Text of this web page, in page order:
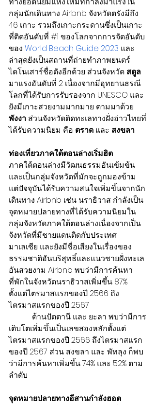
กลุ่มนักเดินทาง Airbnb จังหวัดตรังมีถึง
46 เกาะ รวมถึงเกาะกระดานซึ่งเป็นเกาะ
ที่ติดอันดับที่ #1 ของโลกจากการจัดอันดับ
ของ World Beach Guide 2023 และ
ล่าสุดยังเป็นสถานที่ถ่ายทำภาพยนตร์
ไดโนเสาร์ชื่อดังอีกด้วย ส่วนจังหวัด สตูล
มาแรงอันดับที่ 2 เนื่องจากมีอุทยานธรณี
โลกที่ได้รับการรับรองจาก UNESCO และ
ยังมีเกาะสวยงามมากมาย ตามมาด้วย
พังงา ส่วนจังหวัดติดทะเลทางฝั่งอ่าวไทยที่
ได้รับความนิยม คือ ตราด และ สงขลา
ท่องเที่ยวภาคใต้ตอนล่างเริ่มฮิต
ภาคใต้ตอนล่างมีวัฒนธรรมอันเข้มข้น
และเป็นกลุ่มจังหวัดที่มักจะถูกมองข้าม
แต่ปัจจุบันได้รับความสนใจเพิ่มขึ้นจากนัก
เดินทาง Airbnb เช่น นราธิวาส กำลังเป็น
จุดหมายปลายทางที่ได้รับความนิยมใน
กลุ่มจังหวัดภาคใต้ตอนล่างเนื่องจากเป็น
จังหวัดที่มีชายแดนติดกับประเทศ
มาเลเซีย และยังมีชื่อเสียงในเรื่องของ
ธรรมชาติอันบริสุทธิ์และแนวชายฝั่งทะเล
อันสวยงาม Airbnb พบว่ามีการค้นหา
ที่พักในจังหวัดนราธิวาสเพิ่มขึ้น 87%
ตั้งแต่ไตรมาสแรกของปี 2566 ถึง
ไตรมาสแรกของปี 2567
ด้านปัตตานี และ ยะลา พบว่ามีการ
เติบโตเพิ่มขึ้นเป็นเลขสองหลักตั้งแต่
ไตรมาสแรกของปี 2566 ถึงไตรมาสแรก
ของปี 2567 ส่วน สงขลา และ พัทลุง ก็พบ
ว่ามีการค้นหาเพิ่มขึ้น 74% และ 52% ตาม
ลำดับ
จุดหมายปลายทางอีสานกำลังฮอต